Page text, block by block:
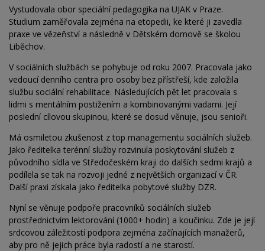
Vystudovala obor speciální pedagogika na UJAK v Praze.
Studium zaměřovala zejména na etopedii, ke které ji zavedla
praxe ve vězeňství a následně v Dětském domově se školou
Liběchov.
V sociálních službách se pohybuje od roku 2007. Pracovala jako
vedoucí denního centra pro osoby bez přístřeší, kde založila
službu sociální rehabilitace. Následujících pět let pracovala s
lidmi s mentálním postižením a kombinovanými vadami. Její
poslední cílovou skupinou, které se dosud věnuje, jsou senioři.
Má osmiletou zkušenost z top managementu sociálních služeb.
Jako ředitelka terénní služby rozvinula poskytování služeb z
původního sídla ve Středočeském kraji do dalších sedmi krajů a
podílela se tak na rozvoji jedné z největších organizací v ČR.
Další praxi získala jako ředitelka pobytové služby DZR.
Nyní se věnuje podpoře pracovníků sociálních služeb
prostřednictvím lektorování (1000+ hodin) a koučinku. Zde je její
srdcovou záležitostí podpora zejména začínajících manažerů,
aby pro ně jejich práce byla radostí a ne starostí.